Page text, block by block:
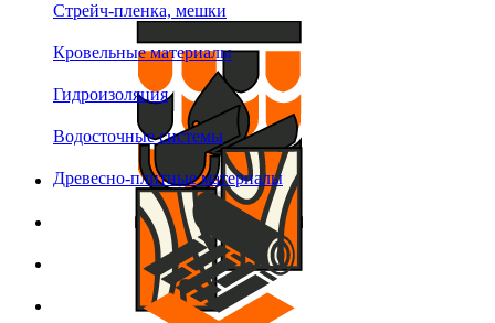
Стрейч-пленка, мешки
Кровельные материалы
Гидроизоляция
Водосточные системы
Древесно-плитные материалы